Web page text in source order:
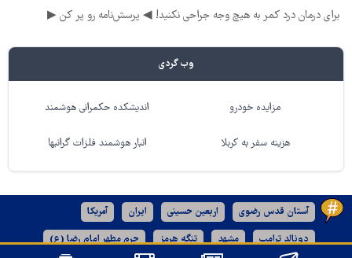
برای درمان درد کمر به هیچ وجه جراحی نکنید! ◀ پرسش‌نامه رو پر کن ▶
وب گردی
مزایده خودرو اندیشکده حکمرانی هوشمند
هزینه سفر به کربلا انبار هوشمند فلزات گرانبها
آستان قدس رضوی اربعین حسینی ایران آمریکا
دونالد ترامپ مشهد تنگه هرمز حرم مطهر امام رضا (ع)